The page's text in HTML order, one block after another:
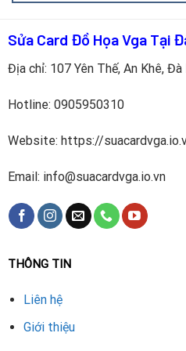
Màn hình không nhận tín
Hình ảnh bị nhấp nháy, giật
dụng cổng VGA, HDMI.
Sửa Card Đồ Họa Vga Tại
Địa chỉ: 107 Yên Thế, An Khê, Đà
Hotline: 0905950310
Website: https://
Email: info@suacardvga.io.vn
THÔNG TIN
Liên hệ
Giới thiệu